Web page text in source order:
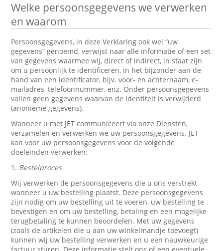
Welke persoonsgegevens we verwerken
en waarom
Persoonsgegevens, in deze Verklaring ook wel “uw
gegevens” genoemd, verwijst naar alle informatie of een set
van gegevens waarmee wij, direct of indirect, in staat zijn
om u persoonlijk te identificeren, in het bijzonder aan de
hand van een identificator, bijv. voor- en achternaam, e-
mailadres, telefoonnummer, enz. Onder persoonsgegevens
vallen geen gegevens waarvan de identiteit is verwijderd
(anonieme gegevens).
Wanneer u met JET communiceert via onze Diensten,
verzamelen en verwerken we uw persoonsgegevens. JET
kan voor uw persoonsgegevens voor de volgende
doeleinden verwerken:
1. Bestelproces
Wij verwerken de persoonsgegevens die u ons verstrekt
wanneer u uw bestelling plaatst. Deze persoonsgegevens
zijn nodig om uw bestelling uit te voeren, uw bestelling te
bevestigen en om uw bestelling, betaling en een mogelijke
terugbetaling te kunnen beoordelen. Met uw gegevens
(zoals de artikelen die u aan uw winkelmandje toevoegt)
kunnen wij uw bestelling verwerken en u een nauwkeurige